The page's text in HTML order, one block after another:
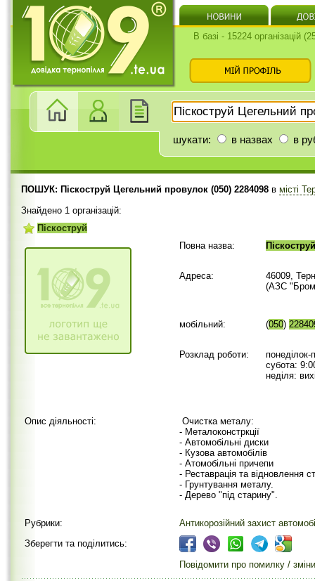
В базі - 15224 організацій
шукати: в назвах в
ПОШУК: Піскоструй Цегельний провулок (050) 2284098 в місті
Знайдено 1 організацій:
Піскоструй
Повна назва:
Піскоструй
Адреса:
46009,
(АЗС
мобільний: (050)
Розклад роботи:
субота:
неділя:
Опис діяльності:
Очистка металу:
- Металоконстркції
- Автомобільні диски
- Кузова автомобілів
- Атомобільні причепи
- Реставрація та відновлення
- Грунтування металу.
- Дерево "під старину".
Рубрики:
Антикорозійний захист
Зберегти та поділитись:
Повідомити про помилку / зміни